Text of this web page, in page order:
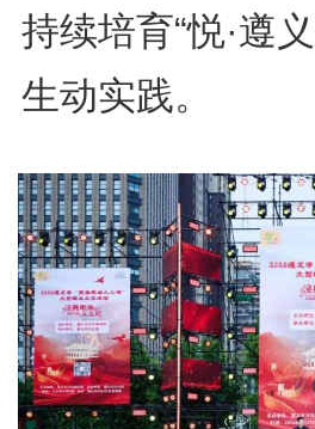
持续培育“悦·遵
生动实践。